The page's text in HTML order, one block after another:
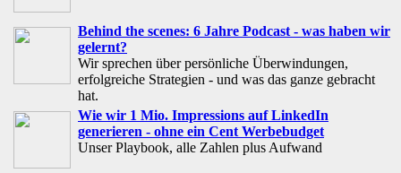
Behind the scenes: 6 Jahre Podcast - was haben wir
gelernt?
Wir sprechen über persönliche Überwindungen,
erfolgreiche Strategien - und was das ganze gebracht
hat.
Wie wir 1 Mio. Impressions auf LinkedIn
generieren - ohne ein Cent Werbebudget
Unser Playbook, alle Zahlen plus Aufwand